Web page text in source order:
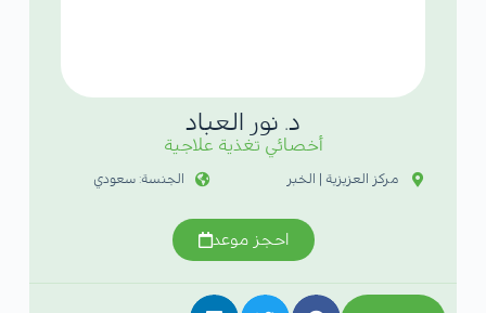
د. نور العباد
أخصائي تغذية علاجية
مركز العزيزية | الخبر الجنسة: سعودي
احجز موعد